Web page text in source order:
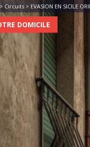
ALGÉRIE
CANARIES
CARAIBES
CORFOU
CORSE
CRETE
Circuits > EVASION EN SICILE
DOMICILE